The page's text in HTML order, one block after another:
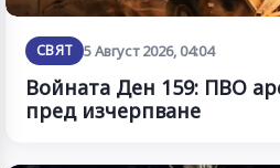
СВЯТ 5 Август 2026, 04:04
Войната Ден 159: ПВО
пред изчерпване